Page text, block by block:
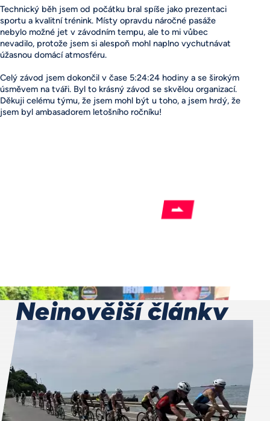
Technický běh jsem od počátku bral spíše jako prezentaci
sportu a kvalitní trénink. Místy opravdu náročné pasáže
nebylo možné jet v závodním tempu, ale to mi vůbec
nevadilo, protože jsem si alespoň mohl naplno vychutnávat
úžasnou domácí atmosféru.
Celý závod jsem dokončil v čase 5:24:24 hodiny a se širokým
úsměvem na tváři. Byl to krásný závod se skvělou organizací.
Děkuji celému týmu, že jsem mohl být u toho, a jsem hrdý, že
jsem byl ambasadorem letošního ročníku!
Nejnovější články